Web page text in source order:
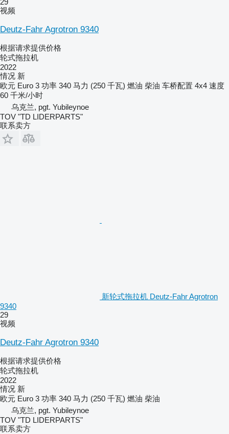
29
视频
Deutz-Fahr Agrotron 9340
根据请求提供价格
轮式拖拉机
2022
情况 新
欧元 Euro 3 功率 340 马力 (250 千瓦) 燃油 柴油 车桥配置 4x4 速度
60 千米/小时
乌克兰, pgt. Yubileynoe
TOV "TD LIDERPARTS"
联系卖方
新轮式拖拉机 Deutz-Fahr Agrotron
9340
29
视频
Deutz-Fahr Agrotron 9340
根据请求提供价格
轮式拖拉机
2022
情况 新
欧元 Euro 3 功率 340 马力 (250 千瓦) 燃油 柴油
乌克兰, pgt. Yubileynoe
TOV "TD LIDERPARTS"
联系卖方